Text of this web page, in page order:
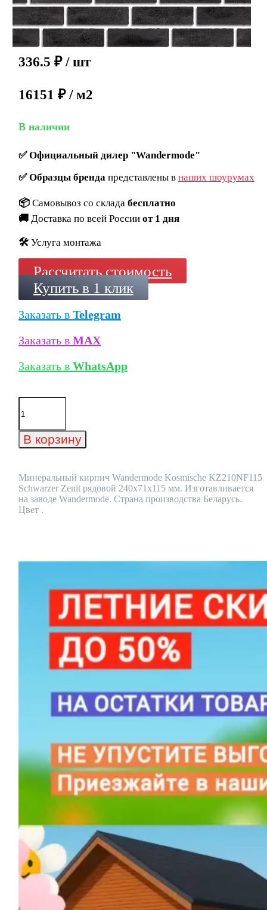
336.5 ₽ / шт
16151 ₽ / м2
В наличии
✅Официальный дилер "Wandermode"
✅Образцы брендапредставлены в наших шоурумах
📦 Самовывоз со склада бесплатно
🚚 Доставка по всей России от 1 дня
🛠️ Услуга монтажа
Рассчитать стоимость
Купить в 1 клик
Заказать в Telegram
Заказать в MAX
Заказать в WhatsApp
Количество
товара
кирпич
Wandermode
Schwarzer
Zenit
рядовой
240x71x115
В корзину
Минеральный кирпич Wandermode Kosmische KZ210NF115
Schwarzer Zenit рядовой 240x71x115 мм. Изготавливается
на заводе Wandermode. Страна производства Беларусь.
Цвет .